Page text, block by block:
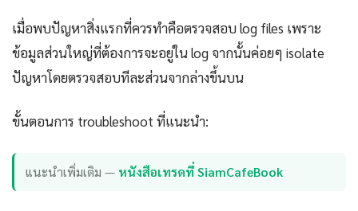
เมื่อพบปัญหาสิ่งแรกที่ควรทำคือตรวจสอบ log files เพราะ
ข้อมูลส่วนใหญ่ที่ต้องการจะอยู่ใน log จากนั้นค่อยๆ isolate
ปัญหาโดยตรวจสอบทีละส่วนจากล่างขึ้นบน
ขั้นตอนการ troubleshoot ที่แนะนำ:
แนะนำเพิ่มเติม — หนังสือเทรดที่ SiamCafeBook